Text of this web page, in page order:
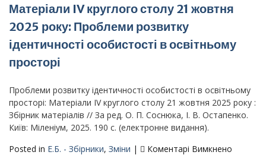
м.
рівноважність
учасників
освітнього
процесу:
реалії
та
Матеріали
ІІ
Круглого
столу
від
Матеріали IV круглого столу 21 жовтня
2025 року: Проблеми розвитку
ідентичності особистості в освітньому
просторі
Проблеми розвитку ідентичності особистості в освітньому
просторі: Матеріали IV круглого столу 21 жовтня 2025 року :
Збірник матеріалів // За ред. О. П. Соснюка, І. В. Остапенко.
Київ: Міленіум, 2025. 190 с. (електронне видання).
Posted in Е.Б. - Збірники, Зміни | Коментарі Вимкнено